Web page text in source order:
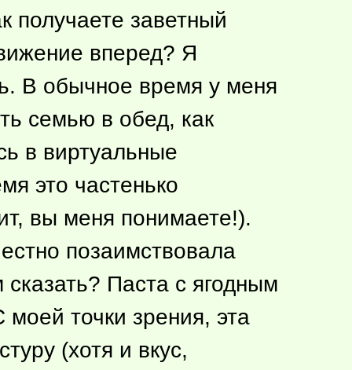
получаете заветный
вперед? Я
В обычное время у меня
семью в обед, как
в виртуальные
это частенько
вы меня понимаете!).
позаимствовала
Паста с ягодным
точки зрения, эта
(хотя и вкус,